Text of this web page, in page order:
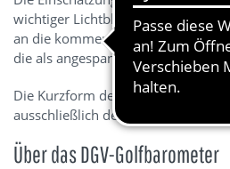
wichtiger Lichtblick als zentraler
an die kommende Saison kühlen
die als angespannt
Die Kurzform der Ergebnisse
ausschließlich den teilnehmenden
Über das DGV-Golfbarometer